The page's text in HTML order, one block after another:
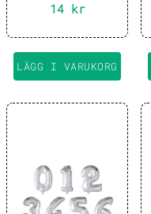
14 kr
LÄGG I VARUKORG